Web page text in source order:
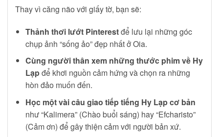
Thay vì căng não với giấy tờ, bạn sẽ:
Thảnh thơi lướt Pinterestđể lưu lại những góc
chụp ảnh “sống ảo” đẹp nhất ở Oia.
Cùng người thân xem những thước phim về Hy
Lạpđể khơi nguồn cảm hứng và chọn ra những
hòn đảo muốn đến.
Học một vài câu giao tiếp tiếng Hy Lạp cơ bản
như “Kalimera” (Chào buổi sáng) hay “Efcharisto”
(Cảm ơn) để gây thiện cảm với người bản xứ.